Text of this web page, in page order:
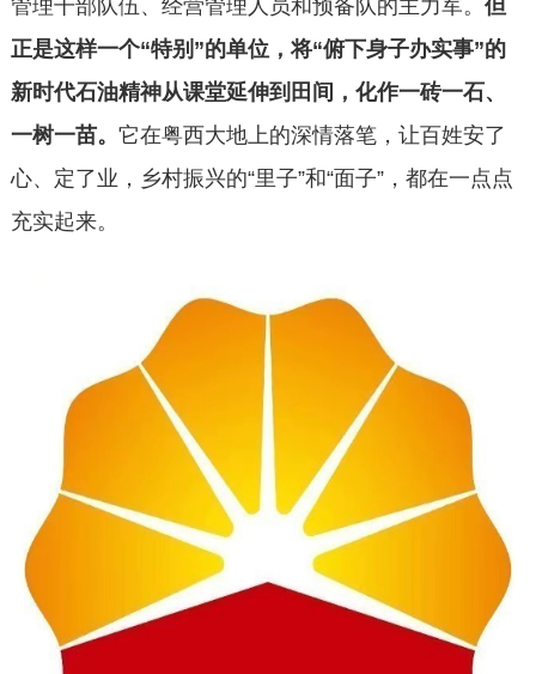
管理干部队伍、经营管理人员和预备队的主力军。 但
正是这样一个“特别”的单位，将“俯下身子办实事”的
新时代石油精神从课堂延伸到田间，化作一砖一石、
一树一苗。 它在粤西大地上的深情落笔，让百姓安了
心、定了业，乡村振兴的“里子”和“面子”，都在一点点
充实起来。